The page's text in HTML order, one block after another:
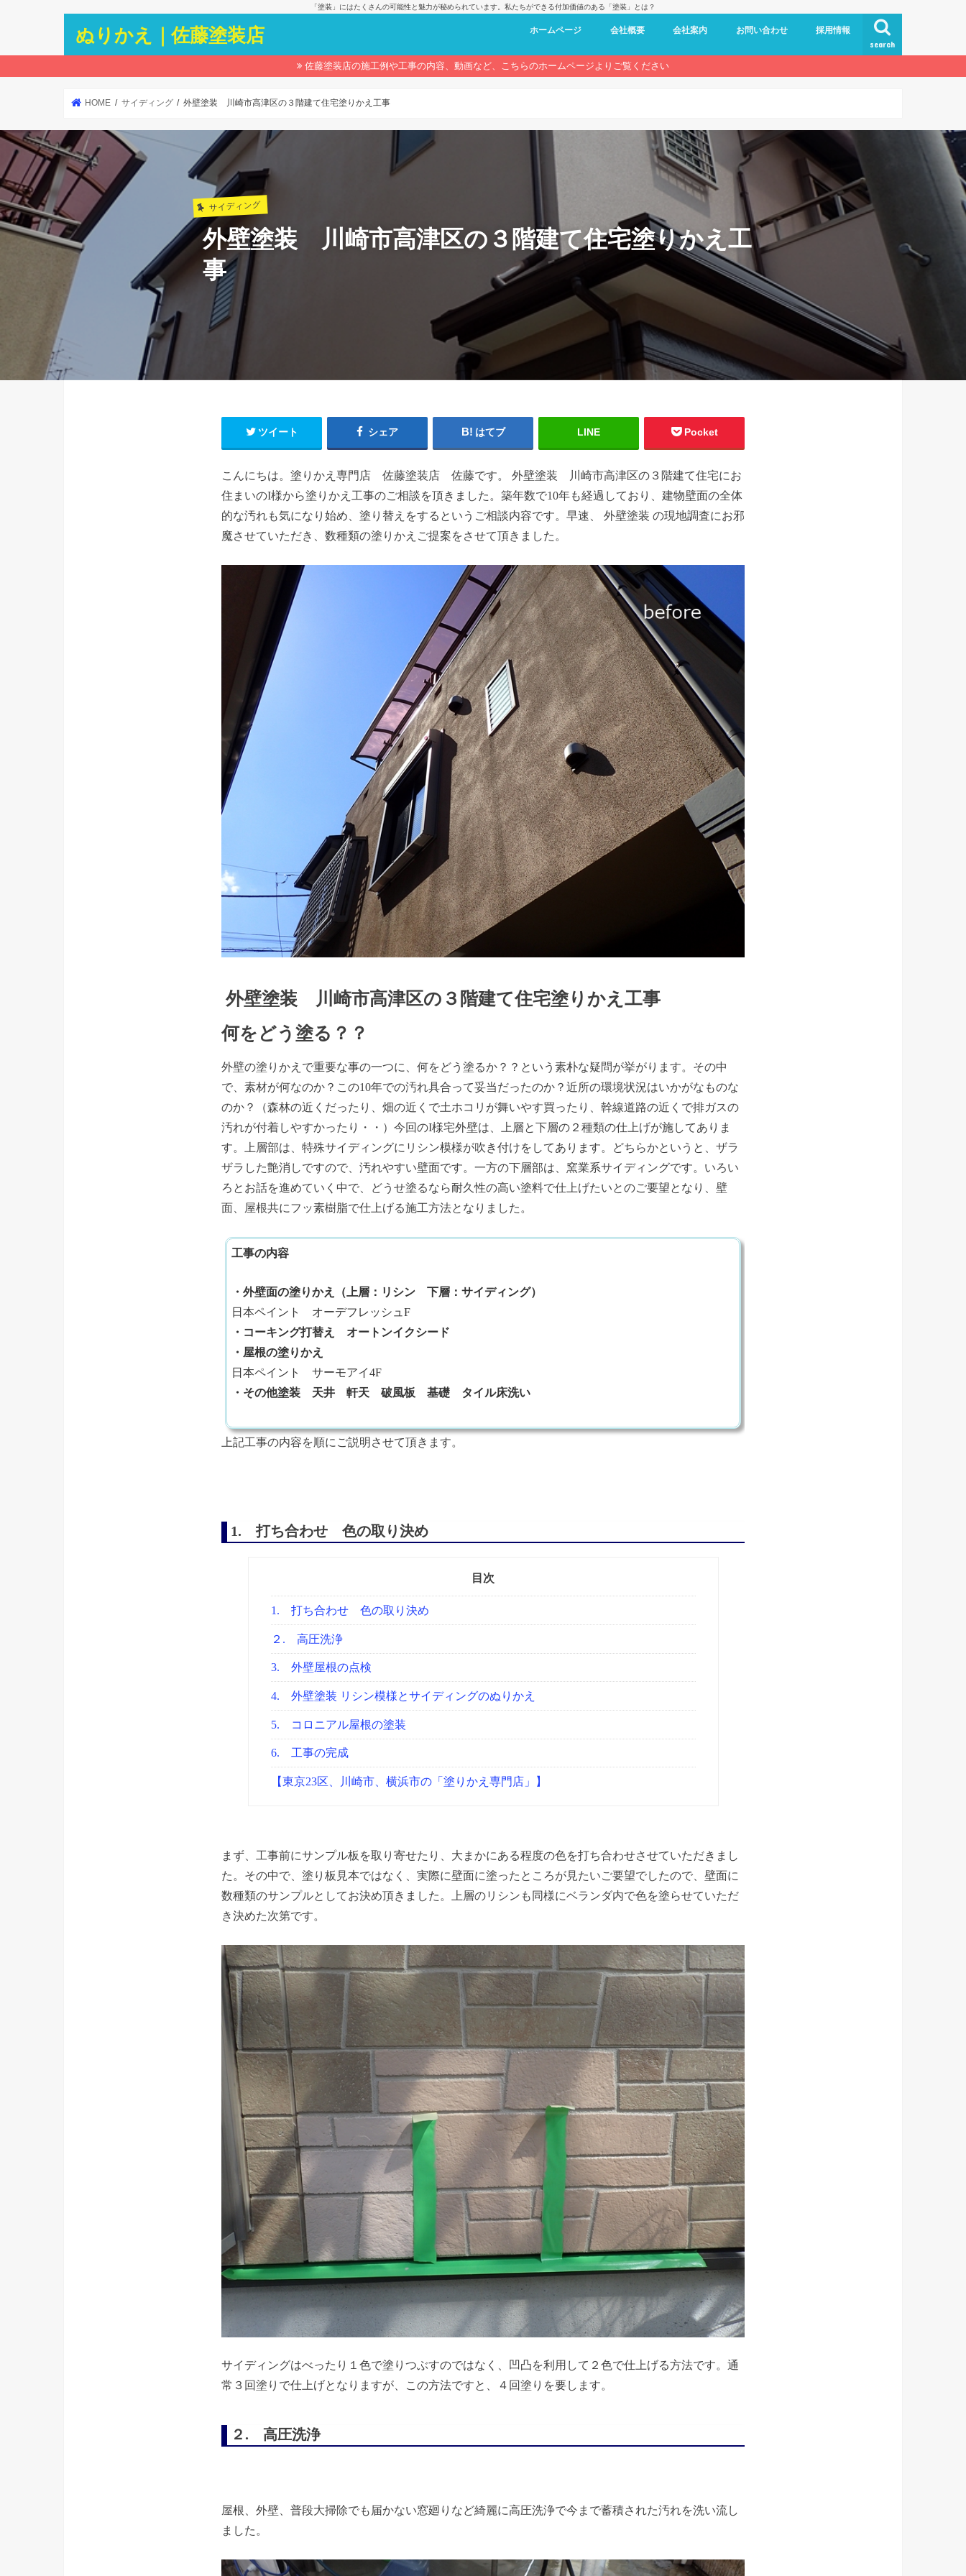
「塗装」にはたくさんの可能性と魅力が秘められています。私たちができる付加価値のある「塗装」とは？
ぬりかえ｜佐藤塗装店 search
ホームページ 会社概要 会社案内 お問い合わせ 採用情報
佐藤塗装店の施工例や工事の内容、動画など、こちらのホームページよりご覧ください
HOME サイディング 外壁塗装 川崎市高津区の３階建て住宅塗りかえ工事
サイディング
外壁塗装 川崎市高津区の３階建て住宅塗りかえ工
事
ツイート シェア はてブ LINE Pocket
こんにちは。塗りかえ専門店 佐藤塗装店 佐藤です。 外壁塗装 川崎市高津区の３階建て住宅にお
住まいのI様から塗りかえ工事のご相談を頂きました。築年数で10年も経過しており、建物壁面の全体
的な汚れも気になり始め、塗り替えをするというご相談内容です。早速、 外壁塗装 の現地調査にお邪
魔させていただき、数種類の塗りかえご提案をさせて頂きました。
外壁塗装 川崎市高津区の３階建て住宅塗りかえ工事
何をどう塗る？？
外壁の塗りかえで重要な事の一つに、何をどう塗るか？？という素朴な疑問が挙がります。その中
で、素材が何なのか？この10年での汚れ具合って妥当だったのか？近所の環境状況はいかがなものな
のか？（森林の近くだったり、畑の近くで土ホコリが舞いやす買ったり、幹線道路の近くで排ガスの
汚れが付着しやすかったり・・）今回のI様宅外壁は、上層と下層の２種類の仕上げが施してありま
す。上層部は、特殊サイディングにリシン模様が吹き付けをしてあります。どちらかというと、ザラ
ザラした艶消しですので、汚れやすい壁面です。一方の下層部は、窯業系サイディングです。いろい
ろとお話を進めていく中で、どうせ塗るなら耐久性の高い塗料で仕上げたいとのご要望となり、壁
面、屋根共にフッ素樹脂で仕上げる施工方法となりました。
工事の内容
・外壁面の塗りかえ（上層：リシン 下層：サイディング）
日本ペイント オーデフレッシュF
・コーキング打替え オートンイクシード
・屋根の塗りかえ
日本ペイント サーモアイ4F
・その他塗装 天井 軒天 破風板 基礎 タイル床洗い
上記工事の内容を順にご説明させて頂きます。
1. 打ち合わせ 色の取り決め
目次
1. 打ち合わせ 色の取り決め
２. 高圧洗浄
3. 外壁屋根の点検
4. 外壁塗装 リシン模様とサイディングのぬりかえ
5. コロニアル屋根の塗装
6. 工事の完成
【東京23区、川崎市、横浜市の「塗りかえ専門店」】
まず、工事前にサンプル板を取り寄せたり、大まかにある程度の色を打ち合わせさせていただきまし
た。その中で、塗り板見本ではなく、実際に壁面に塗ったところが見たいご要望でしたので、壁面に
数種類のサンプルとしてお決め頂きました。上層のリシンも同様にベランダ内で色を塗らせていただ
き決めた次第です。
サイディングはべったり１色で塗りつぶすのではなく、凹凸を利用して２色で仕上げる方法です。通
常３回塗りで仕上げとなりますが、この方法ですと、４回塗りを要します。
２. 高圧洗浄
屋根、外壁、普段大掃除でも届かない窓廻りなど綺麗に高圧洗浄で今まで蓄積された汚れを洗い流し
ました。